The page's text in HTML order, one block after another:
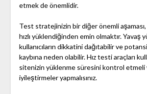
etmek de önemlidir.
Test stratejinizin bir diğer önemli
hızlı yüklendiğinden emin olmaktır. Yavaş
kullanıcıların dikkatini dağıtabilir ve
kaybına neden olabilir. Hız testi araçları
sitenizin yüklenme süresini kontrol etmeli
iyileştirmeler yapmalısınız.